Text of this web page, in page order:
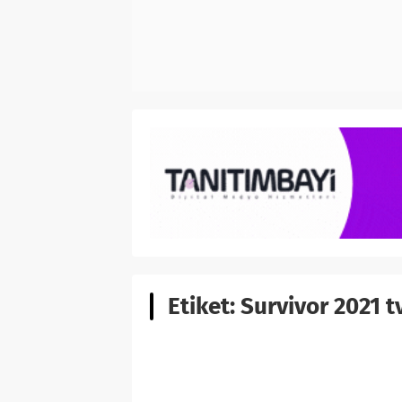
Etiket:Survivor 2021